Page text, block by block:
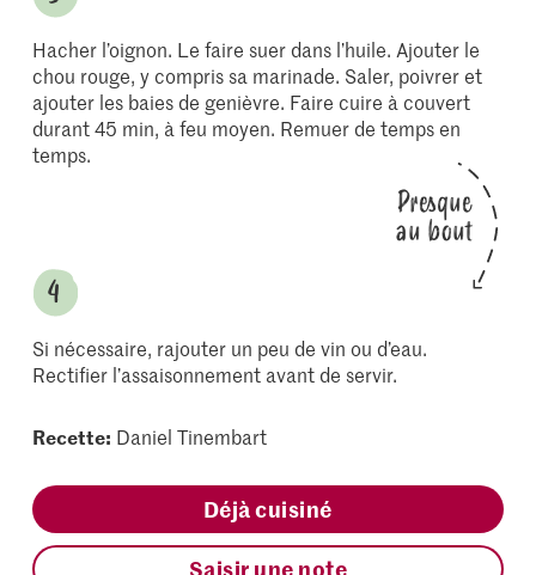
Hacher l’oignon. Le faire suer dans l’huile. Ajouter le
chou rouge, y compris sa marinade. Saler, poivrer et
ajouter les baies de genièvre. Faire cuire à couvert
durant 45 min, à feu moyen. Remuer de temps en
temps.
Presque
au bout
Si nécessaire, rajouter un peu de vin ou d’eau.
Rectifier l’assaisonnement avant de servir.
Recette: Daniel Tinembart
Déjà cuisiné
Saisir une note